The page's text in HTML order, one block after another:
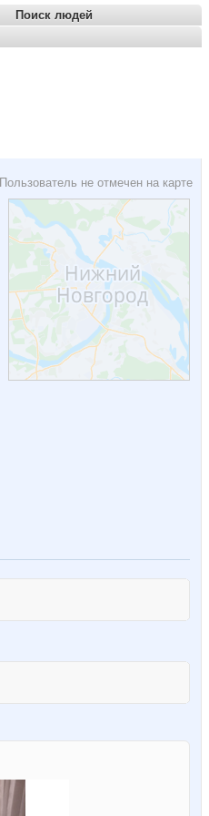
Поиск людей
Пользователь не отмечен на карте